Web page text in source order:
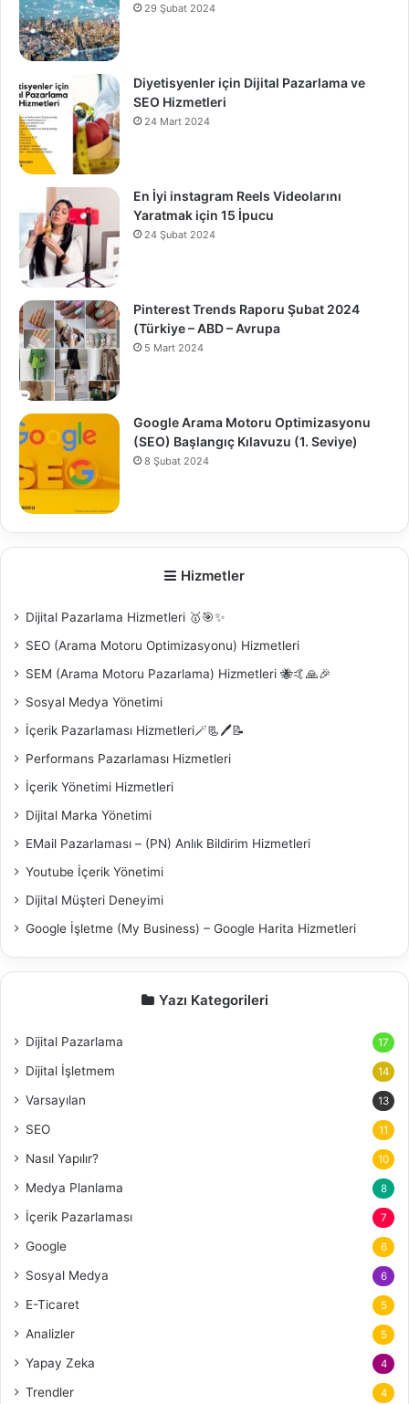
29 Şubat 2024
Diyetisyenler için Dijital Pazarlama ve
SEO Hizmetleri
24 Mart 2024
En İyi instagram Reels Videolarını
Yaratmak için 15 İpucu
24 Şubat 2024
Pinterest Trends Raporu Şubat 2024
(Türkiye – ABD – Avrupa
5 Mart 2024
0
Google Arama Motoru Optimizasyonu
(SEO) Başlangıç Kılavuzu (1. Seviye)
8 Şubat 2024
Hizmetler
Dijital Pazarlama Hizmetleri 🥇🎯✨
SEO (Arama Motoru Optimizasyonu) Hizmetleri
SEM (Arama Motoru Pazarlama) Hizmetleri 🐝🤙🙏🎉
Sosyal Medya Yönetimi
İçerik Pazarlaması Hizmetleri🪄📃🖊️📝
Performans Pazarlaması Hizmetleri
İçerik Yönetimi Hizmetleri
Dijital Marka Yönetimi
EMail Pazarlaması – (PN) Anlık Bildirim Hizmetleri
Youtube İçerik Yönetimi
Dijital Müşteri Deneyimi
Google İşletme (My Business) – Google Harita Hizmetleri
Yazı Kategorileri
Dijital Pazarlama 17
Dijital İşletmem 14
Varsayılan 13
SEO 11
Nasıl Yapılır? 10
Medya Planlama 8
İçerik Pazarlaması 7
Google 6
Sosyal Medya 6
E-Ticaret 5
Analizler 5
Yapay Zeka 4
Trendler 4